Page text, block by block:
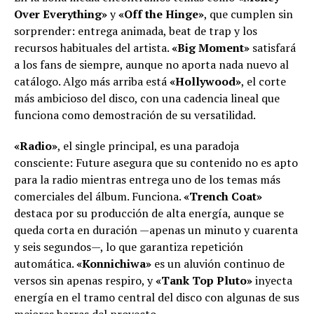
Over Everything»y«Off the Hinge», que cumplen sin
sorprender: entrega animada, beat de trap y los
recursos habituales del artista.«Big Moment» satisfará
a los fans de siempre, aunque no aporta nada nuevo al
catálogo. Algo más arriba está«Hollywood», el corte
más ambicioso del disco, con una cadencia lineal que
funciona como demostración de su versatilidad.
«Radio», el single principal, es una paradoja
consciente: Future asegura que su contenido no es apto
para la radio mientras entrega uno de los temas más
comerciales del álbum. Funciona.«Trench Coat»
destaca por su producción de alta energía, aunque se
queda corta en duración —apenas un minuto y cuarenta
y seis segundos—, lo que garantiza repetición
automática.«Konnichiwa» es un aluvión continuo de
versos sin apenas respiro, y«Tank Top Pluto»inyecta
energía en el tramo central del disco con algunas de sus